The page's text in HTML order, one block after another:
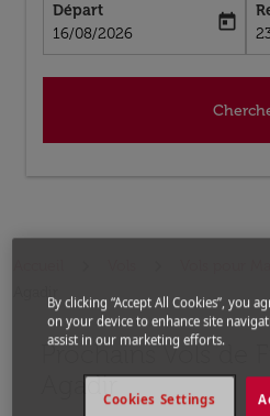
Départ
fc-booking-departure-date-
16/08/2026
today
Prochains Vols de
Agadir
Aucun tarif trouvé pour
By clicking “Accept All Cookies”, you
on your device to enhance site
assist in our marketing efforts.
Cookies Settings